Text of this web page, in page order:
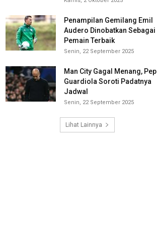
Penampilan Gemilang Emil
Audero Dinobatkan Sebagai
Pemain Terbaik
Senin, 22 September 2025
Man City Gagal Menang, Pep
Guardiola Soroti Padatnya
Jadwal
Senin, 22 September 2025
Lihat Lainnya